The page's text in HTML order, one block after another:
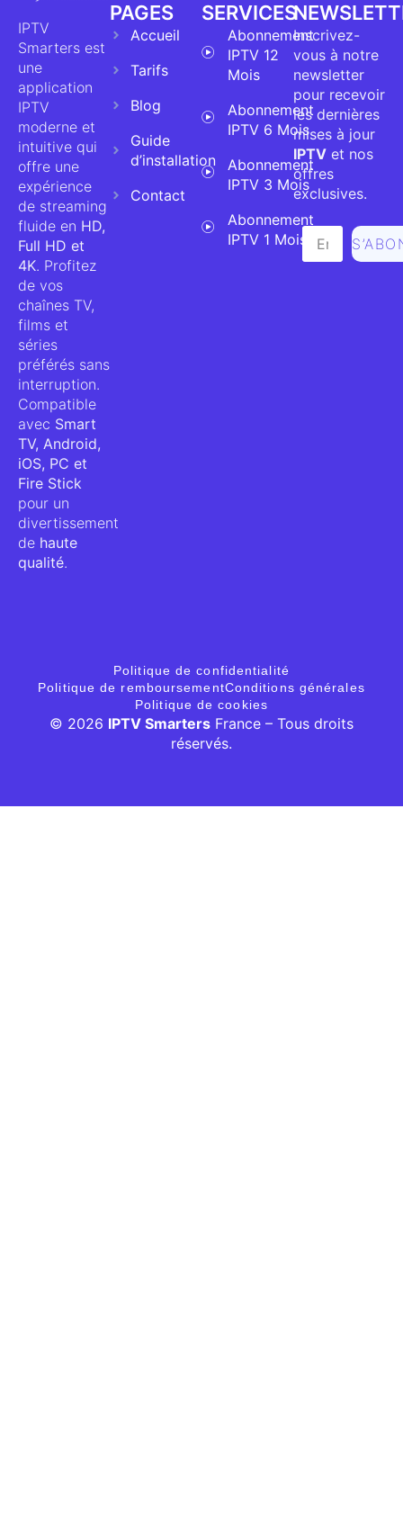
IPTV
Smarters est
une
application
IPTV
moderne et
intuitive qui
offre une
expérience
de streaming
fluide en HD,
Full HD et
4K. Profitez
de vos
chaînes TV,
films et
séries
préférés sans
interruption.
Compatible
avec Smart
TV, Android,
iOS, PC et
Fire Stick
pour un
divertissement
de haute
qualité.
PAGES
Accueil
Tarifs
Blog
Guide
d’installation
Contact
SERVICES
Abonnement
IPTV 12
Mois
Abonnement
IPTV 6 Mois
Abonnement
IPTV 3 Mois
Abonnement
IPTV 1 Mois
Inscrivez-
vous à notre
newsletter
pour recevoir
les dernières
mises à jour
IPTV et nos
offres
exclusives.
Politique de confidentialité
Politique de remboursementConditions générales
Politique de cookies
© 2026 IPTV Smarters France – Tous droits
réservés.